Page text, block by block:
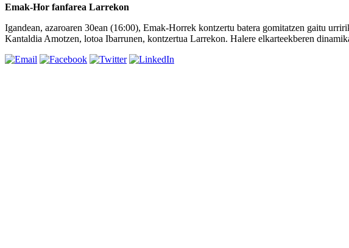
Emak-Hor fanfarea Larrekon
Igandean, azaroaren 30ean (16:00), Emak-Horrek kontzertu batera gomitatzen gaitu
Kantaldia Amotzen, lotoa Ibarrunen, kontzertua Larrekon. Halere elkarteekberen